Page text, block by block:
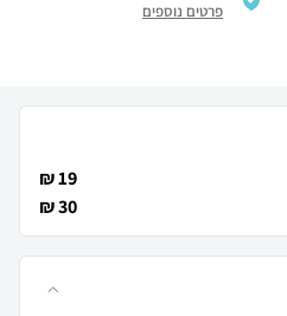
פרטים נוספים
19 ₪
30 ₪